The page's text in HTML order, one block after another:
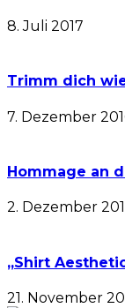
8. Juli 2017
Trimm dich
7. Dezember
Hommage an
2. Dezember
„Shirt
21. November